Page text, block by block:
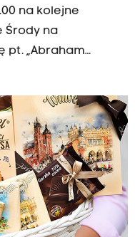
na kolejne
Środy na
z Oddziałowego
Żydów w
wykład
IPN
przy ul.
z ul.